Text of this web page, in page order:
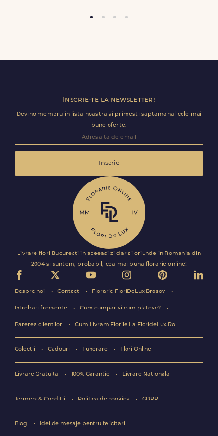
Trimite review
Inscrie-te la newsletter!
Devino membru in lista noastra si primesti saptamanal cele mai
bune oferte.
Inscrie
Livrare flori Bucuresti in aceeasi zi dar si oriunde in Romania din
2004 si suntem, probabil, cea mai buna florarie online!
Despre noi Contact Florarie FloriDeLux Brasov
Intrebari frecvente Cum cumpar si cum platesc?
Parerea clientilor Cum Livram Florile La FlorideLux.Ro
Colectii Cadouri Funerare Flori Online
Livrare Gratuita 100% Garantie Livrare Nationala
Termeni & Conditii Politica de cookies GDPR
Blog Idei de mesaje pentru felicitari